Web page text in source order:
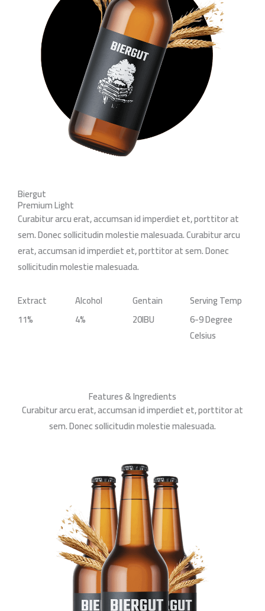
Biergut
Premium Light
Curabitur arcu erat, accumsan id imperdiet et, porttitor at
sem. Donec sollicitudin molestie malesuada. Curabitur arcu
erat, accumsan id imperdiet et, porttitor at sem. Donec
sollicitudin molestie malesuada.
Extract
11%
Alcohol
4%
Gentain
20IBU
Serving Temp
6-9 Degree
Celsius
Features & Ingredients
Curabitur arcu erat, accumsan id imperdiet et, porttitor at
sem. Donec sollicitudin molestie malesuada.